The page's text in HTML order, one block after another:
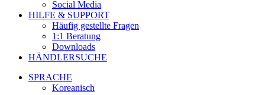
Social Media
HILFE & SUPPORT
Häufig gestellte Fragen
1:1 Beratung
Downloads
HÄNDLERSUCHE
SPRACHE
Koreanisch